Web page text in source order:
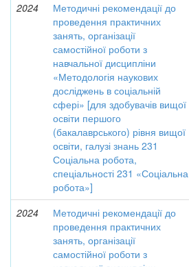
2024
Методичні рекомендації до
проведення практичних
занять, організації
самостійної роботи з
навчальної дисципліни
«Методологія наукових
досліджень в соціальній
сфері» [для здобувачів вищої
освіти першого
(бакалаврського) рівня вищої
освіти, галузі знань 231
Соціальна робота,
спеціальності 231 «Соціальна
робота»]
2024
Методичні рекомендації до
проведення практичних
занять, організації
самостійної роботи з